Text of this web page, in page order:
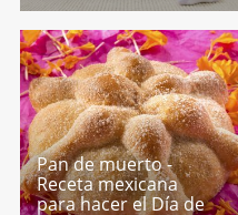
Pan de muerto -
Receta mexicana
para hacer el Día de